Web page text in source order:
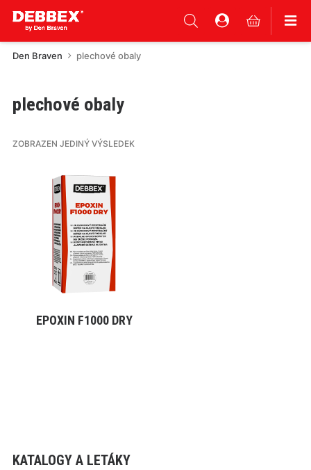
Den Braven plechové obaly
KATALOGY A LETÁKY
plechové obaly
ZOBRAZEN JEDINÝ VÝSLEDEK
VYBRAT VARIANTU
produkt
Varianty
EPOXIN F1000 DRY